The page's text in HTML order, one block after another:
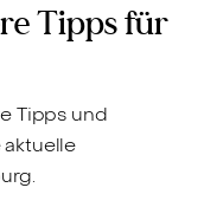
Tipps für
Tipps und